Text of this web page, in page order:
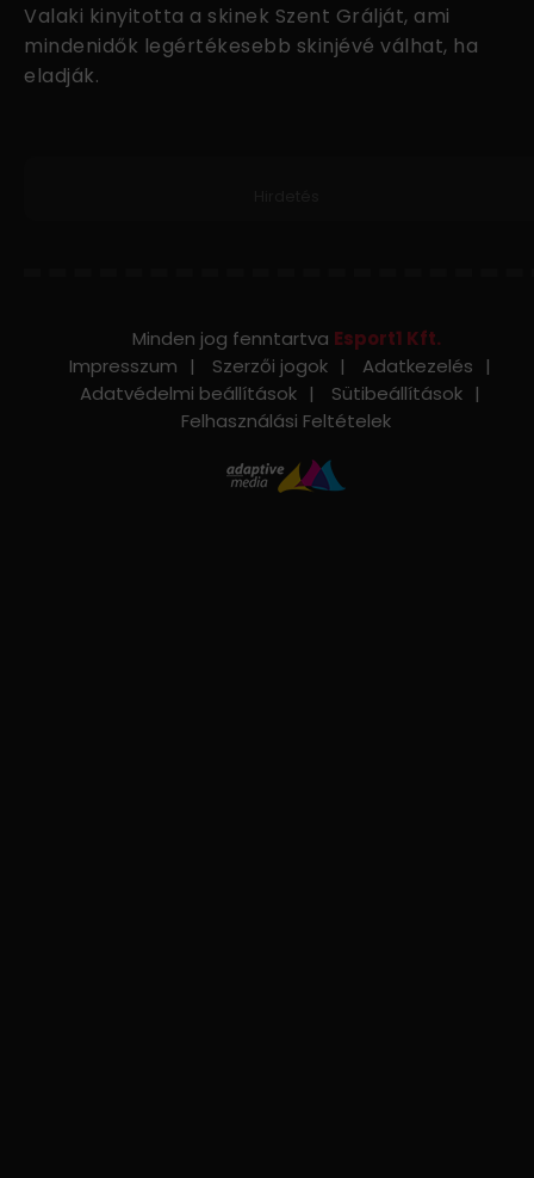
Valaki kinyitotta a skinek Szent Grálját, ami
mindenidők legértékesebb skinjévé válhat, ha
eladják.
Minden jog fenntartva Esport1 Kft.
Impresszum
Szerzői jogok
Adatkezelés
Adatvédelmi beállítások
Sütibeállítások
Felhasználási Feltételek